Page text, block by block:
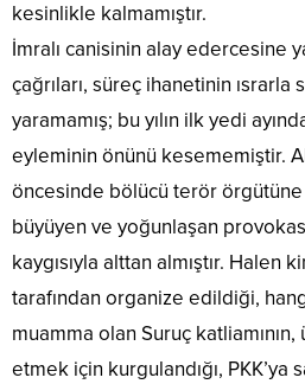
kesinlikle kalmamıştır.
İmralı canisinin alay edercesine
çağrıları, süreç ihanetinin ısrarla
yaramamış; bu yılın ilk yedi
eyleminin önünü kesememiştir.
öncesinde bölücü terör
büyüyen ve yoğunlaşan
kaygısıyla alttan almıştır. Halen
tarafından organize edildiği,
muamma olan Suruç
etmek için kurgulandığı, PKK’ya